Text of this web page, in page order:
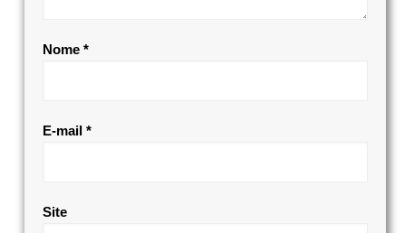
Nome *
E-mail *
Site